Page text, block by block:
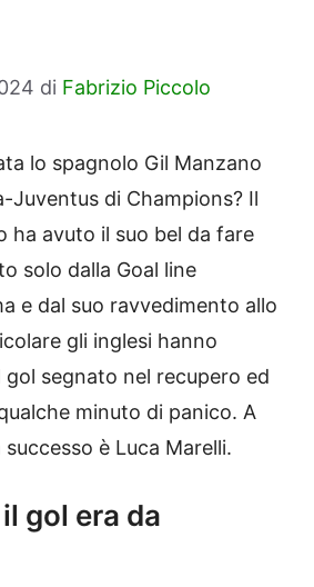
di Fabrizio Piccolo
lo spagnolo Gil Manzano
Juventus di Champions? Il
ha avuto il suo bel da fare
solo dalla Goal line
e dal suo ravvedimento allo
gli inglesi hanno
segnato nel recupero ed
minuto di panico. A
è Luca Marelli.
gol era da